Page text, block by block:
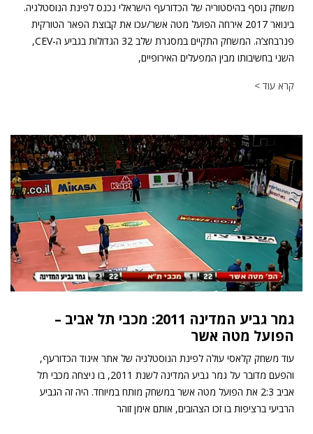
משחק נוסף בהיסטוריה של הכדורעף הישראלי נכנס לפינת הנוסטלגיה.
בינואר 2017 אירחה הפועל מטה אשר/עכו את קבוצת הפאר הטורקית
פנרבחצ’ה. המשחק התקיים במסגרת שלב 32 הגדולות בגביע ה-CEV,
השני בחשיבותו מבין המפעלים האירופיים,
קרא עוד >
גמר גביע המדינה 2011: מכבי תל אביב –
הפועל מטה אשר
עוד משחק קלאסי עולה לפינת הנוסטלגיה של אתר איגוד הכדורעף,
והפעם מדובר על גמר גביע המדינה לשנת 2011, בו ניצחה מכבי תל
אביב 2:3 את הפועל מטה אשר במשחק מותח במיוחד. היה זה הגביע
הרביעי ברציפות בו זכו הצהובים, אותם אימן זוהר